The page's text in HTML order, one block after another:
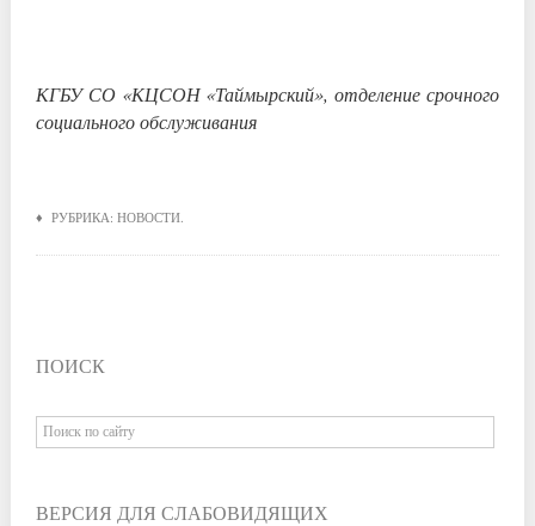
КГБУ СО «КЦСОН «Таймырский», отделение срочного
социального обслуживания
♦ РУБРИКА:НОВОСТИ.
ПОИСК
ВЕРСИЯ ДЛЯ СЛАБОВИДЯЩИХ